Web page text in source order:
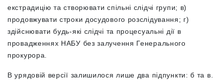
екстрадицію та створювати спільні слідчі групи; в)
продовжувати строки досудового розслідування; г)
здійснювати будь-які слідчі та процесуальні дії в
провадженнях НАБУ без залучення Генерального
прокурора.
В урядовій версії залишилося лише два підпункти: б та в.